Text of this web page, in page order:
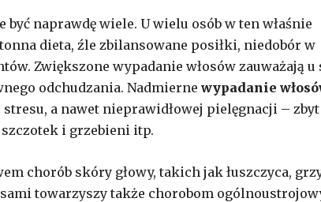
naprawdę wiele. U wielu osób w ten właśnie
dieta, źle zbilansowane posiłki, niedobór w
Zwiększone wypadanie włosów zauważają u
odchudzania. Nadmierne wypadanie
stresu, a nawet nieprawidłowej pielęgnacji – zbyt
i grzebieni itp.
chorób skóry głowy, takich jak łuszczyca,
towarzyszy także chorobom